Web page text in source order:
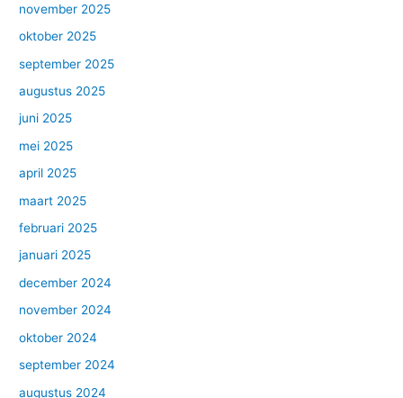
november 2025
oktober 2025
september 2025
augustus 2025
juni 2025
mei 2025
april 2025
maart 2025
februari 2025
januari 2025
december 2024
november 2024
oktober 2024
september 2024
augustus 2024